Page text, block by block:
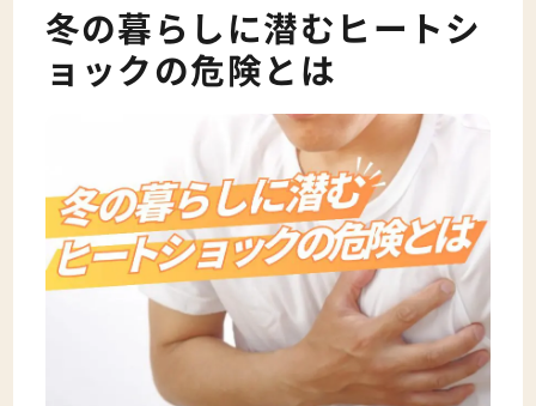
冬の暮らしに潜むヒートシ
ョックの危険とは